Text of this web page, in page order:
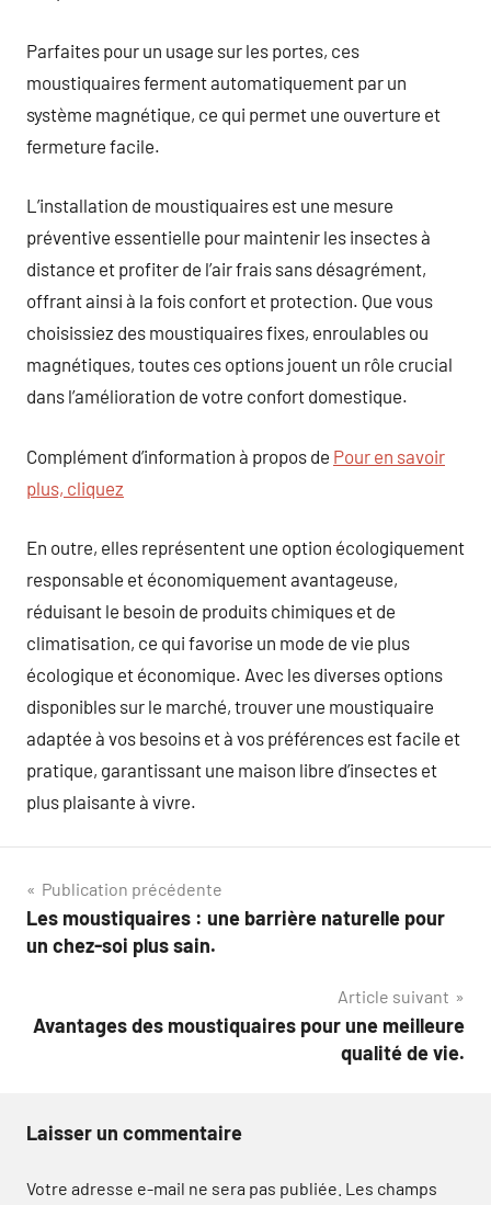
Parfaites pour un usage sur les portes, ces
moustiquaires ferment automatiquement par un
système magnétique, ce qui permet une ouverture et
fermeture facile.
L’installation de moustiquaires est une mesure
préventive essentielle pour maintenir les insectes à
distance et profiter de l’air frais sans désagrément,
offrant ainsi à la fois confort et protection. Que vous
choisissiez des moustiquaires fixes, enroulables ou
magnétiques, toutes ces options jouent un rôle crucial
dans l’amélioration de votre confort domestique.
Complément d’information à propos de Pour en savoir
plus, cliquez
En outre, elles représentent une option écologiquement
responsable et économiquement avantageuse,
réduisant le besoin de produits chimiques et de
climatisation, ce qui favorise un mode de vie plus
écologique et économique. Avec les diverses options
disponibles sur le marché, trouver une moustiquaire
adaptée à vos besoins et à vos préférences est facile et
pratique, garantissant une maison libre d’insectes et
plus plaisante à vivre.
Navigation
de
Publication précédente
Les moustiquaires : une barrière naturelle pour
un chez-soi plus sain.
Article suivant
Avantages des moustiquaires pour une meilleure
qualité de vie.
Laisser un commentaire
Votre adresse e-mail ne sera pas publiée. Les champs